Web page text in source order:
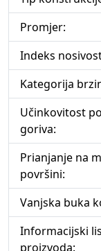
Promjer:
Indeks
Kategorija
Učinkovitost
goriva:
Prianjanje na
površini:
Vanjska buka
Informacijski
proizvoda: